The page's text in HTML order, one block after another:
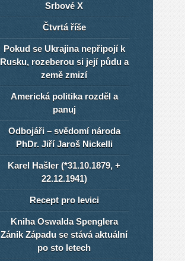
Srbové X
Čtvrtá říše
Pokud se Ukrajina nepřipojí k
Rusku, rozeberou si její půdu a
země zmizí
Americká politika rozděl a
panuj
Odbojáři – svědomí národa
PhDr. Jiří Jaroš Nickelli
Karel Hašler (*31.10.1879, +
22.12.1941)
Recept pro levici
Kniha Oswalda Spenglera
Zánik Západu se stává aktuální
po sto letech